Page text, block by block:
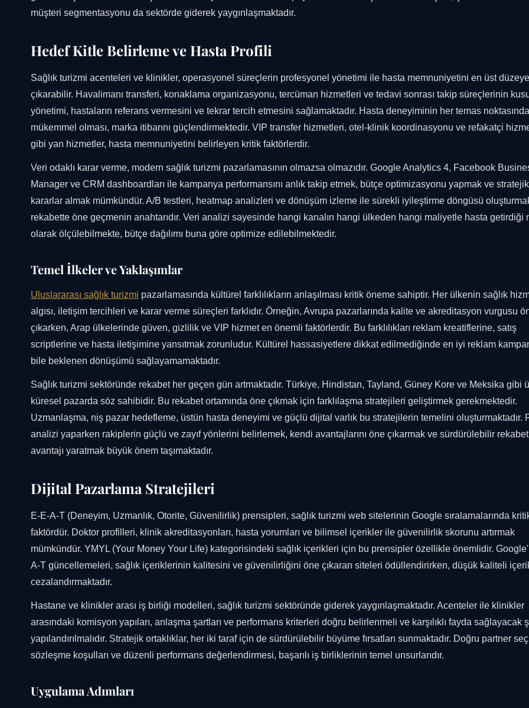
müşteri segmentasyonu da sektörde giderek yaygınlaşmaktadır.
Hedef Kitle Belirleme ve Hasta Profili
Sağlık turizmi acenteleri ve klinikler, operasyonel süreçlerin profesyonel yönetimi ile hasta memnuniyetini en üst düzeye
çıkarabilir. Havalimanı transferi, konaklama organizasyonu, tercüman hizmetleri ve tedavi sonrası takip süreçlerinin
yönetimi, hastaların referans vermesini ve tekrar tercih etmesini sağlamaktadır. Hasta deneyiminin her temas noktasında
mükemmel olması, marka itibarını güçlendirmektedir. VIP transfer hizmetleri, otel-klinik koordinasyonu ve refakatçi
gibi yan hizmetler, hasta memnuniyetini belirleyen kritik faktörlerdir.
Veri odaklı karar verme, modern sağlık turizmi pazarlamasının olmazsa olmazıdır. Google Analytics 4, Facebook
Manager ve CRM dashboardları ile kampanya performansını anlık takip etmek, bütçe optimizasyonu yapmak ve stratejik
kararlar almak mümkündür. A/B testleri, heatmap analizleri ve dönüşüm izleme ile sürekli iyileştirme döngüsü
rekabette öne geçmenin anahtarıdır. Veri analizi sayesinde hangi kanalın hangi ülkeden hangi maliyetle hasta getirdiği
olarak ölçülebilmekte, bütçe dağılımı buna göre optimize edilebilmektedir.
Temel İlkeler ve Yaklaşımlar
Uluslararası sağlık turizmi pazarlamasında kültürel farklılıkların anlaşılması kritik öneme sahiptir. Her ülkenin sağlık
algısı, iletişim tercihleri ve karar verme süreçleri farklıdır. Örneğin, Avrupa pazarlarında kalite ve akreditasyon vurgusu
çıkarken, Arap ülkelerinde güven, gizlilik ve VIP hizmet en önemli faktörlerdir. Bu farklılıkları reklam kreatiflerine, satış
scriptlerine ve hasta iletişimine yansıtmak zorunludur. Kültürel hassasiyetlere dikkat edilmediğinde en iyi reklam
bile beklenen dönüşümü sağlayamamaktadır.
Sağlık turizmi sektöründe rekabet her geçen gün artmaktadır. Türkiye, Hindistan, Tayland, Güney Kore ve Meksika gibi
küresel pazarda söz sahibidir. Bu rekabet ortamında öne çıkmak için farklılaşma stratejileri geliştirmek gerekmektedir.
Uzmanlaşma, niş pazar hedefleme, üstün hasta deneyimi ve güçlü dijital varlık bu stratejilerin temelini oluşturmaktadır.
analizi yaparken rakiplerin güçlü ve zayıf yönlerini belirlemek, kendi avantajlarını öne çıkarmak ve sürdürülebilir rekabet
avantajı yaratmak büyük önem taşımaktadır.
Dijital Pazarlama Stratejileri
E-E-A-T (Deneyim, Uzmanlık, Otorite, Güvenilirlik) prensipleri, sağlık turizmi web sitelerinin Google sıralamalarında
faktördür. Doktor profilleri, klinik akreditasyonları, hasta yorumları ve bilimsel içerikler ile güvenilirlik skorunu artırmak
mümkündür. YMYL (Your Money Your Life) kategorisindeki sağlık içerikleri için bu prensipler özellikle önemlidir.
A-T güncellemeleri, sağlık içeriklerinin kalitesini ve güvenilirliğini öne çıkaran siteleri ödüllendirirken, düşük kaliteli
cezalandırmaktadır.
Hastane ve klinikler arası iş birliği modelleri, sağlık turizmi sektöründe giderek yaygınlaşmaktadır. Acenteler ile klinikler
arasındaki komisyon yapıları, anlaşma şartları ve performans kriterleri doğru belirlenmeli ve karşılıklı fayda sağlayacak
yapılandırılmalıdır. Stratejik ortaklıklar, her iki taraf için de sürdürülebilir büyüme fırsatları sunmaktadır. Doğru partner
sözleşme koşulları ve düzenli performans değerlendirmesi, başarılı iş birliklerinin temel unsurlarıdır.
Uygulama Adımları